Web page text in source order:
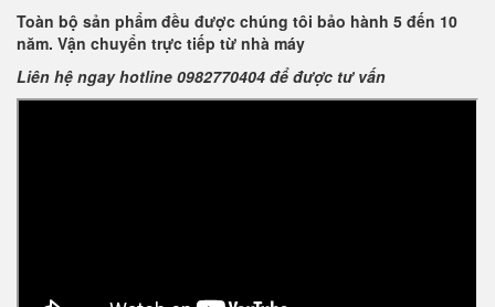
Toàn bộ sản phẩm đều được chúng tôi bảo hành 5 đến 10
năm. Vận chuyển trực tiếp từ nhà máy
Liên hệ ngay hotline 0982770404 để được tư vấn